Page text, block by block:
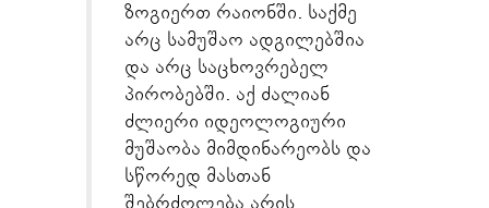
ზოგიერთ რაიონში. საქმე
არც სამუშაო ადგილებშია
და არც საცხოვრებელ
პირობებში. აქ ძალიან
ძლიერი იდეოლოგიური
მუშაობა მიმდინარეობს და
სწორედ მასთან